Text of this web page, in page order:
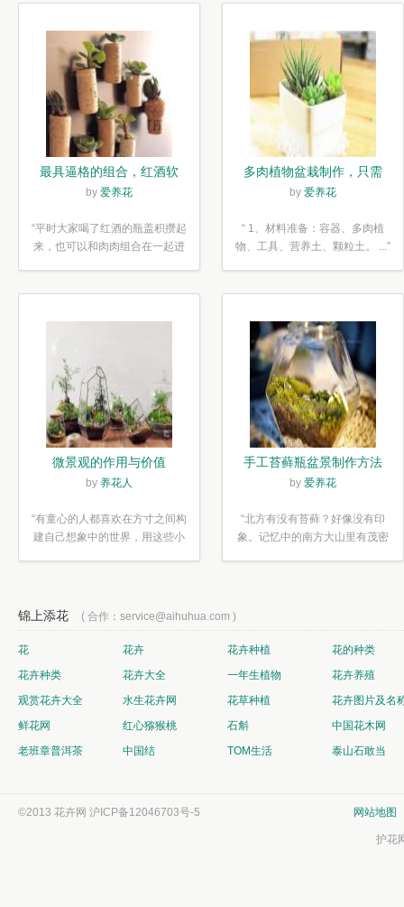
最具逼格的组合，红酒软
木塞diy多肉植物盆栽
by 爱养花
“平时大家喝了红酒的瓶盖积攒起
来，也可以和肉肉组合在一起进
多肉植物盆栽制作，只需
简单6步
by 爱养花
“ 1、材料准备：容器、多肉植
物、工具、营养土、颗粒土。 ...”
微景观的作用与价值
by 养花人
“有童心的人都喜欢在方寸之间构
建自己想象中的世界，用这些小
手工苔藓瓶盆景制作方法
by 爱养花
“北方有没有苔藓？好像没有印
象。记忆中的南方大山里有茂密
锦上添花 ( 合作：service@aihuhua.com )
花 花卉 花卉种植
花的种类
花卉种类
花卉大全 一年生植物
花卉养殖
观赏花卉大全
水生花卉网 花草种植
花卉图片及名
鲜花网
红心猕猴桃 石斛
中国花木网
老班章普洱茶
中国结 TOM生活 泰山石敢当
©2013 花卉网 沪ICP备12046703号-5 网站地图
护花